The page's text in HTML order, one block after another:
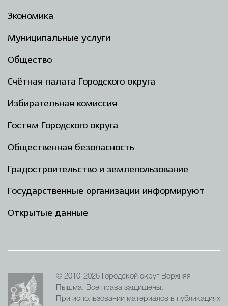
Экономика
Муниципальные услуги
Общество
Счётная палата Городского округа
Избирательная комиссия
Гостям Городского округа
Общественная безопасность
Градостроительство и землепользование
Государственные организации информируют
Открытые данные
© 2010-2026 Городской округ Верхняя
Пышма. Все права защищены.
При использовании материалов в публикациях